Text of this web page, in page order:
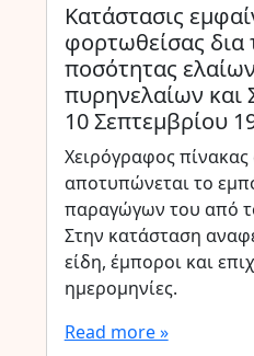
Κατάστασις
φορτωθείσας δια
ποσότητας
πυρηνελαίων
10 Σεπτεμβρίου
Χειρόγραφος
αποτυπώνεται το
παραγώγων του από
Στην κατάσταση
είδη, έμποροι και
ημερομηνίες.
Read more »